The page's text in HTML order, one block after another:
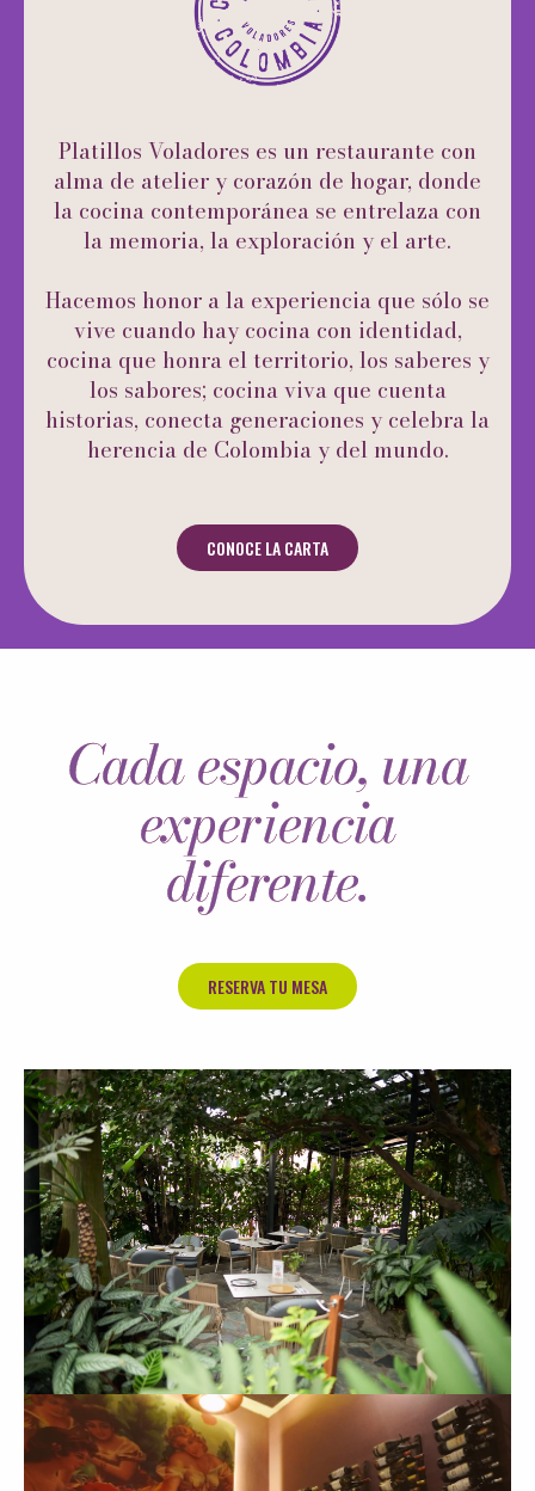
Platillos Voladores es un restaurante con
alma de atelier y corazón de hogar, donde
la cocina contemporánea se entrelaza con
la memoria, la exploración y el arte.
Hacemos honor a la experiencia que sólo se
vive cuando hay cocina con identidad,
cocina que honra el territorio, los saberes y
los sabores; cocina viva que cuenta
historias, conecta generaciones y celebra la
herencia de Colombia y del mundo.
CONOCE LA CARTA
Cada espacio, una
experiencia
diferente.
RESERVA TU MESA
Terraza
+